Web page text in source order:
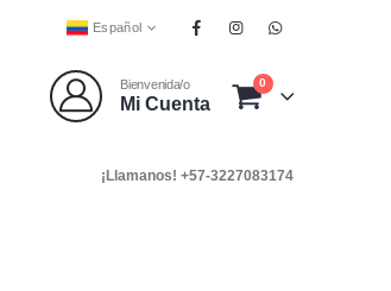
Español
Bienvenida/o
Mi Cuenta
0
¡Llamanos! +57-3227083174